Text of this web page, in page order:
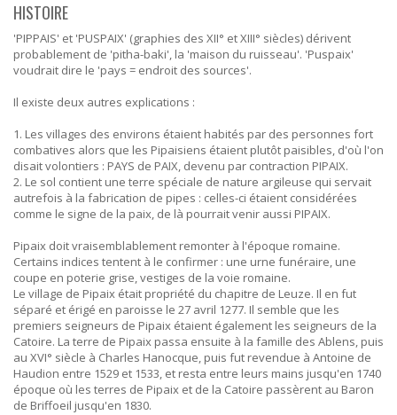
HISTOIRE
'PIPPAIS' et 'PUSPAIX' (graphies des XII° et XIII° siècles) dérivent
probablement de 'pitha-baki', la 'maison du ruisseau'. 'Puspaix'
voudrait dire le 'pays = endroit des sources'.
Il existe deux autres explications :
1. Les villages des environs étaient habités par des personnes fort
combatives alors que les Pipaisiens étaient plutôt paisibles, d'où l'on
disait volontiers : PAYS de PAIX, devenu par contraction PIPAIX.
2. Le sol contient une terre spéciale de nature argileuse qui servait
autrefois à la fabrication de pipes : celles-ci étaient considérées
comme le signe de la paix, de là pourrait venir aussi PIPAIX.
Pipaix doit vraisemblablement remonter à l'époque romaine.
Certains indices tentent à le confirmer : une urne funéraire, une
coupe en poterie grise, vestiges de la voie romaine.
Le village de Pipaix était propriété du chapitre de Leuze. Il en fut
séparé et érigé en paroisse le 27 avril 1277. Il semble que les
premiers seigneurs de Pipaix étaient également les seigneurs de la
Catoire. La terre de Pipaix passa ensuite à la famille des Ablens, puis
au XVI° siècle à Charles Hanocque, puis fut revendue à Antoine de
Haudion entre 1529 et 1533, et resta entre leurs mains jusqu'en 1740
époque où les terres de Pipaix et de la Catoire passèrent au Baron
de Briffoeil jusqu'en 1830.